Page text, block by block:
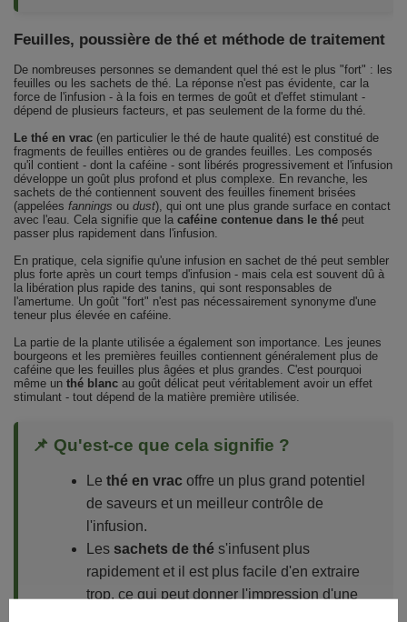
Feuilles, poussière de thé et méthode de traitement
De nombreuses personnes se demandent quel thé est le plus "fort" : les
feuilles ou les sachets de thé. La réponse n'est pas évidente, car la
force de l'infusion - à la fois en termes de goût et d'effet stimulant -
dépend de plusieurs facteurs, et pas seulement de la forme du thé.
Le thé en vrac (en particulier le thé de haute qualité) est constitué de
fragments de feuilles entières ou de grandes feuilles. Les composés
qu'il contient - dont la caféine - sont libérés progressivement et l'infusion
développe un goût plus profond et plus complexe. En revanche, les
sachets de thé contiennent souvent des feuilles finement brisées
(appelées fannings ou dust), qui ont une plus grande surface en contact
avec l'eau. Cela signifie que la caféine contenue dans le thé peut
passer plus rapidement dans l'infusion.
En pratique, cela signifie qu'une infusion en sachet de thé peut sembler
plus forte après un court temps d'infusion - mais cela est souvent dû à
la libération plus rapide des tanins, qui sont responsables de
l'amertume. Un goût "fort" n'est pas nécessairement synonyme d'une
teneur plus élevée en caféine.
La partie de la plante utilisée a également son importance. Les jeunes
bourgeons et les premières feuilles contiennent généralement plus de
caféine que les feuilles plus âgées et plus grandes. C'est pourquoi
même un thé blanc au goût délicat peut véritablement avoir un effet
stimulant - tout dépend de la matière première utilisée.
📌 Qu'est-ce que cela signifie ?
Le thé en vrac offre un plus grand potentiel
de saveurs et un meilleur contrôle de
l'infusion.
Les sachets de thé s'infusent plus
rapidement et il est plus facile d'en extraire
trop, ce qui peut donner l'impression d'une